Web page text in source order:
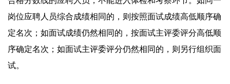
岗位应聘人员综合成绩相同的，则按照面试成绩高低顺序确
定名次；如面试成绩仍然相同的，按面试主评委评分高低顺
序确定名次；如面试主评委评分仍然相同的，则另行组织面
试。